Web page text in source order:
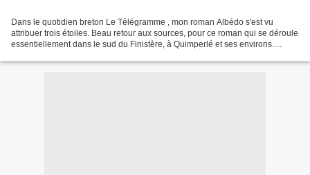
Dans le quotidien breton Le Télégramme , mon roman Albédo s'est vu
attribuer trois étoiles. Beau retour aux sources, pour ce roman qui se déroule
essentiellement dans le sud du Finistère, à Quimperlé et ses environs.